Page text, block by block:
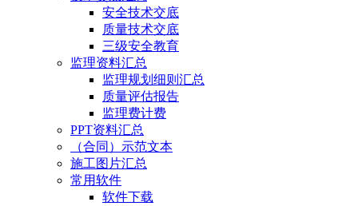
安全技术交底
质量技术交底
三级安全教育
监理资料汇总
监理规划细则汇总
质量评估报告
监理费计费
PPT资料汇总
（合同）示范文本
施工图片汇总
常用软件
软件下载